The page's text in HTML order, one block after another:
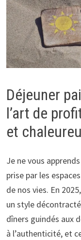
Déjeuner
l’art de
et
Je ne vous
prise par les
de nos vies. En
un style
dîners guindés aux
à l’authenticité, et